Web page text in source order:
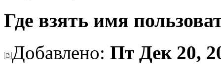
Где взять имя
Добавлено: Пт Дек 20,